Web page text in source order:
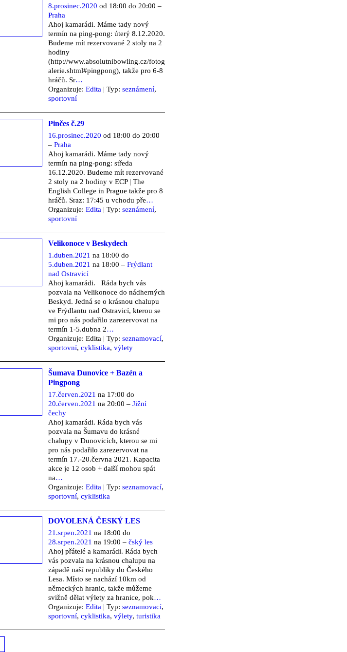
8.prosinec.2020 od 18:00 do 20:00 –
Praha
Ahoj kamarádi. Máme tady nový
termín na ping-pong: úterý 8.12.2020.
Budeme mít rezervované 2 stoly na 2
hodiny
(http://www.absolutnibowling.cz/fotog
alerie.shtml#pingpong), takže pro 6-8
hráčů. Sr…
Organizuje: Edita | Typ: seznámení,
sportovní
Pinčes č.29
16.prosinec.2020 od 18:00 do 20:00
– Praha
Ahoj kamarádi. Máme tady nový
termín na ping-pong: středa
16.12.2020. Budeme mít rezervované
2 stoly na 2 hodiny v ECP | The
English College in Prague takže pro 8
hráčů. Sraz: 17:45 u vchodu pře…
Organizuje: Edita | Typ: seznámení,
sportovní
Velikonoce v Beskydech
1.duben.2021 na 18:00 do
5.duben.2021 na 18:00 – Frýdlant
nad Ostravicí
Ahoj kamarádi. Ráda bych vás
pozvala na Velikonoce do nádherných
Beskyd. Jedná se o krásnou chalupu
ve Frýdlantu nad Ostravicí, kterou se
mi pro nás podařilo zarezervovat na
termín 1-5.dubna 2…
Organizuje: Edita | Typ: seznamovací,
sportovní, cyklistika, výlety
Šumava Dunovice + Bazén a
Pingpong
17.červen.2021 na 17:00 do
20.červen.2021 na 20:00 – Jižní
čechy
Ahoj kamarádi. Ráda bych vás
pozvala na Šumavu do krásné
chalupy v Dunovicích, kterou se mi
pro nás podařilo zarezervovat na
termín 17.-20.června 2021. Kapacita
akce je 12 osob + další mohou spát
na…
Organizuje: Edita | Typ: seznamovací,
sportovní, cyklistika
DOVOLENÁ ČESKÝ LES
21.srpen.2021 na 18:00 do
28.srpen.2021 na 19:00 – čský les
Ahoj přátelé a kamarádi. Ráda bych
vás pozvala na krásnou chalupu na
západě naší republiky do Českého
Lesa. Místo se nachází 10km od
německých hranic, takže můžeme
svižně dělat výlety za hranice, pok…
Organizuje: Edita | Typ: seznamovací,
sportovní, cyklistika, výlety, turistika